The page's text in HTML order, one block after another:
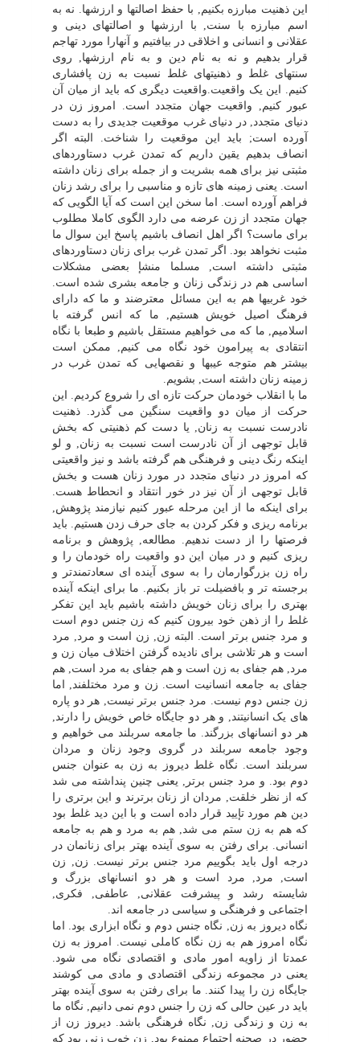
این ذهنیت مبارزه بکنیم, با حفظ اصالتها و ارزشها. نه به
اسم مبارزه با سنت, با ارزشها و اصالتهاى دینى و
عقلانى و انسانى و اخلاقى در بیافتیم و آنهارا مورد تهاجم
قرار بدهیم و نه به نام دین و به نام ارزشها, روى
سنتهاى غلط و ذهنیتهاى غلط نسبت به زن پافشارى
کنیم. این یک واقعیت.واقعیت دیگرى که باید از میان آن
عبور کنیم, واقعیت جهان متجدد است. امروز زن در
دنیاى متجدد, در دنیاى غرب موقعیت جدیدى را به دست
آورده است; باید این موقعیت را شناخت. البته اگر
انصاف بدهیم یقین داریم که تمدن غرب دستاوردهاى
مثبتى نیز براى همه بشریت و از جمله براى زنان داشته
است. یعنى زمینه هاى تازه و مناسبى را براى رشد زنان
فراهم آورده است. اما سخن این است که آیا الگویى که
جهان متجدد از زن عرضه مى دارد الگوى کاملا مطلوب
براى ماست؟ اگر اهل انصاف باشیم پاسخ این سوال ما
مثبت نخواهد بود. اگر تمدن غرب براى زنان دستاوردهاى
مثبتى داشته است, مسلما منشإ بعضى مشکلات
اساسى هم در زندگى زنان و جامعه بشرى شده است.
خود غربیها هم به این مسائل معترضند و ما که داراى
فرهنگ اصیل خویش هستیم, ما که انس گرفته با
اسلامیم, ما که مى خواهیم مستقل باشیم و طبعا با نگاه
انتقادى به پیرامون خود نگاه مى کنیم, ممکن است
بیشتر هم متوجه عیبها و نقصهایى که تمدن غرب در
زمینه زنان داشته است, بشویم.
ما با انقلاب خودمان حرکت تازه اى را شروع کردیم. این
حرکت از میان دو واقعیت سنگین مى گذرد. ذهنیت
نادرست نسبت به زنان, یا دست کم ذهنیتى که بخش
قابل توجهى از آن نادرست است نسبت به زنان, و لو
اینکه رنگ دینى و فرهنگى هم گرفته باشد و نیز واقعیتى
که امروز در دنیاى متجدد در مورد زنان هست و بخش
قابل توجهى از آن نیز در خور انتقاد و انحطاط هست.
براى اینکه ما از این مرحله عبور کنیم نیازمند پژوهش,
برنامه ریزى و فکر کردن به جاى حرف زدن هستیم. باید
فرصتها را از دست ندهیم. مطالعه, پژوهش و برنامه
ریزى کنیم و در میان این دو واقعیت راه خودمان را و
راه زن بزرگوارمان را به سوى آینده اى سعادتمندتر و
برجسته تر و بافضیلت تر باز بکنیم. ما براى اینکه آینده
بهترى را براى زنان خویش داشته باشیم باید این تفکر
غلط را از ذهن خود بیرون کنیم که زن جنس دوم است
و مرد جنس برتر است. البته زن, زن است و مرد, مرد
است و هر تلاشى براى نادیده گرفتن اختلاف میان زن و
مرد, هم جفاى به زن است و هم جفاى به مرد است, هم
جفاى به جامعه انسانیت است. زن و مرد مختلفند, اما
زن جنس دوم نیست. مرد جنس برتر نیست, هر دو پاره
هاى یک انسانیتند, و هر دو جایگاه خاص خویش را دارند,
هر دو انسانهاى بزرگند. ما جامعه سربلند مى خواهیم و
وجود جامعه سربلند در گروى وجود زنان و مردان
سربلند است. نگاه غلط دیروز به زن به عنوان جنس
دوم بود. و مرد جنس برتر, یعنى چنین پنداشته مى شد
که از نظر خلقت, مردان از زنان برترند و این برترى را
دین هم مورد تإیید قرار داده است و با این دید غلط بود
که هم به زن ستم مى شد, هم به مرد و هم به جامعه
انسانى. براى رفتن به سوى آینده بهتر براى زنانمان در
درجه اول باید بگوییم مرد جنس برتر نیست. زن, زن
است, مرد, مرد است و هر دو انسانهاى بزرگ و
شایسته رشد و پیشرفت عقلانى, عاطفى, فکرى,
اجتماعى و فرهنگى و سیاسى در جامعه اند.
نگاه دیروز به زن, نگاه جنس دوم و نگاه ابزارى بود. اما
نگاه امروز هم به زن نگاه کاملى نیست. امروز به زن
عمدتا از زاویه امور مادى و اقتصادى نگاه مى شود.
یعنى در مجموعه زندگى اقتصادى و مادى مى کوشند
جایگاه زن را پیدا کنند. ما براى رفتن به سوى آینده بهتر
باید در عین حالى که زن را جنس دوم نمى دانیم, نگاه ما
به زن و زندگى زن, نگاه فرهنگى باشد. دیروز زن از
حضور در صحنه اجتماع ممنوع بود, زن خوب زنى بود که